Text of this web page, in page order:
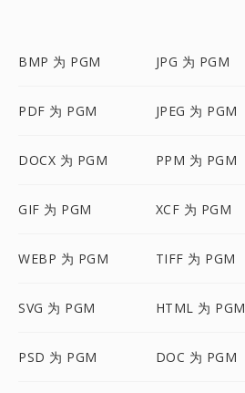
BMP 为 PGM JPG 为 PGM
PDF 为 PGM JPEG 为 PGM
DOCX 为 PGM PPM 为 PGM
GIF 为 PGM XCF 为 PGM
WEBP 为 PGM TIFF 为 PGM
SVG 为 PGM HTML 为 PGM
PSD 为 PGM DOC 为 PGM